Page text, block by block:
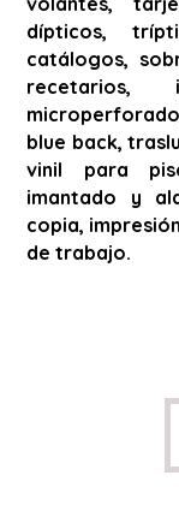
dípticos,
catálogos,
blue back,
vinil para
imantado y
copia,
de trabajo.